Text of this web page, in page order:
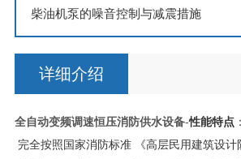
柴油机泵的噪音控制与减震措施
详细介绍
全自动变频调速恒压消防供水设备-性能特点：
完全按照国家消防标准 《高层民用建筑设计